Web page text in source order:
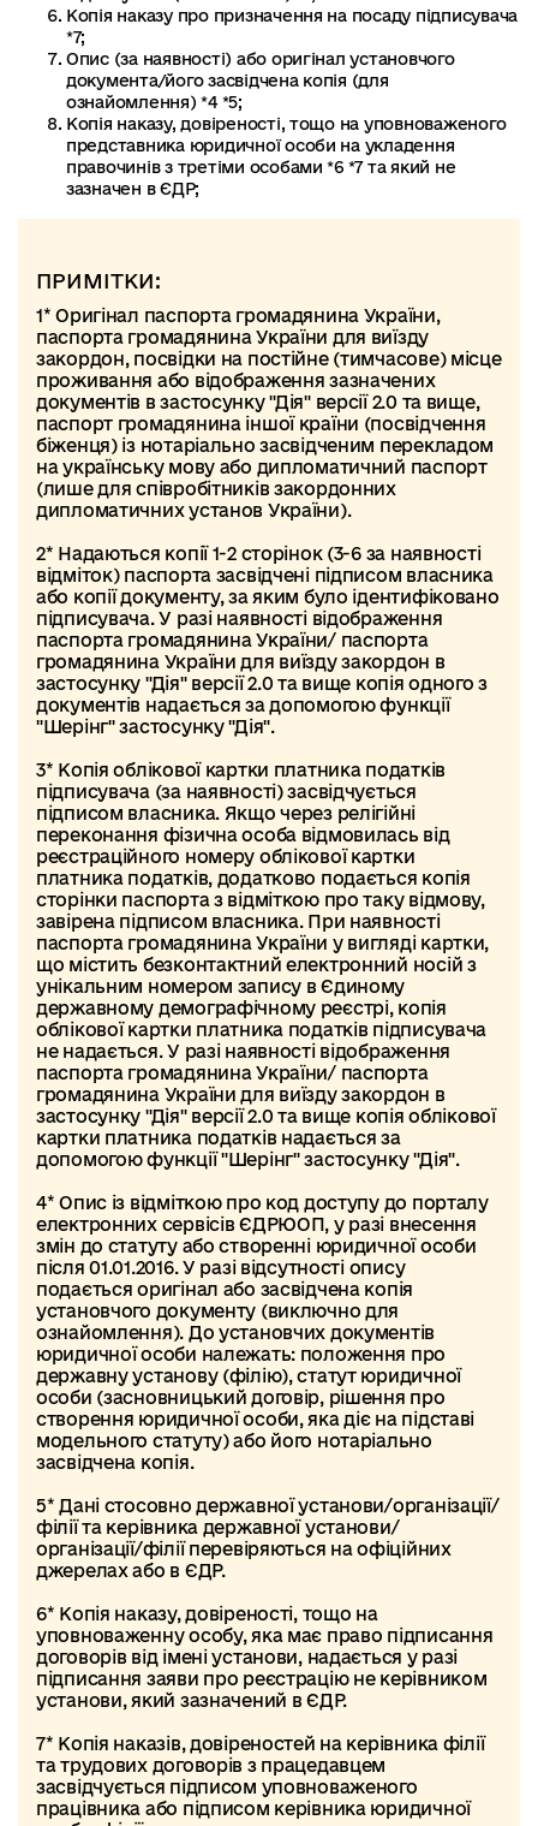
Копія наказу про призначення на посаду підписувача
*7;
Опис (за наявності) або оригінал установчого
документа/його засвідчена копія (для
ознайомлення) *4 *5;
Копія наказу, довіреності, тощо на уповноваженого
представника юридичної особи на укладення
правочинів з третіми особами *6 *7 та який не
зазначен в ЄДР;
ПРИМІТКИ:
1* Оригінал паспорта громадянина України,
паспорта громадянина України для виїзду
закордон, посвідки на постійне (тимчасове) місце
проживання або відображення зазначених
документів в застосунку "Дія" версії 2.0 та вище,
паспорт громадянина іншої країни (посвідчення
біженця) із нотаріально засвідченим перекладом
на українську мову або дипломатичний паспорт
(лише для співробітників закордонних
дипломатичних установ України).
2* Надаються копії 1-2 сторінок (3-6 за наявності
відміток) паспорта засвідчені підписом власника
або копії документу, за яким було ідентифіковано
підписувача. У разі наявності відображення
паспорта громадянина України/ паспорта
громадянина України для виїзду закордон в
застосунку "Дія" версії 2.0 та вище копія одного з
документів надається за допомогою функції
"Шерінг" застосунку "Дія".
3* Копія облікової картки платника податків
підписувача (за наявності) засвідчується
підписом власника. Якщо через релігійні
переконання фізична особа відмовилась від
реєстраційного номеру облікової картки
платника податків, додатково подається копія
сторінки паспорта з відміткою про таку відмову,
завірена підписом власника. При наявності
паспорта громадянина України у вигляді картки,
що містить безконтактний електронний носій з
унікальним номером запису в Єдиному
державному демографічному реєстрі, копія
облікової картки платника податків підписувача
не надається. У разі наявності відображення
паспорта громадянина України/ паспорта
громадянина України для виїзду закордон в
застосунку "Дія" версії 2.0 та вище копія облікової
картки платника податків надається за
допомогою функції "Шерінг" застосунку "Дія".
4* Опис із відміткою про код доступу до порталу
електронних сервісів ЄДРЮОП, у разі внесення
змін до статуту або створенні юридичної особи
після 01.01.2016. У разі відсутності опису
подається оригінал або засвідчена копія
установчого документу (виключно для
ознайомлення). До установчих документів
юридичної особи належать: положення про
державну установу (філію), статут юридичної
особи (засновницький договір, рішення про
створення юридичної особи, яка діє на підставі
модельного статуту) або його нотаріально
засвідчена копія.
5* Дані стосовно державної установи/організації/
філії та керівника державної установи/
організації/філії перевіряються на офіційних
джерелах або в ЄДР.
6* Копія наказу, довіреності, тощо на
уповноваженну особу, яка має право підписання
договорів від імені установи, надається у разі
підписання заяви про реєстрацію не керівником
установи, який зазначений в ЄДР.
7* Копія наказів, довіреностей на керівника філії
та трудових договорів з працедавцем
засвідчується підписом уповноваженого
працівника або підписом керівника юридичної